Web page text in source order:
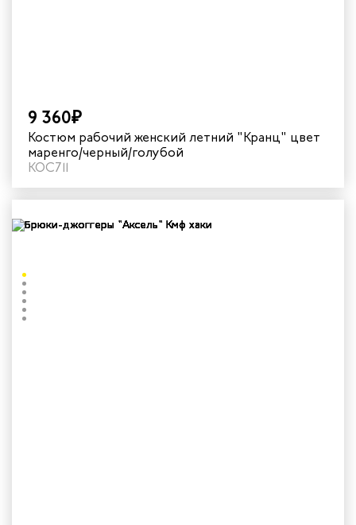
9 360₽
Костюм рабочий женский летний "Кранц" цвет
маренго/черный/голубой
КОС711